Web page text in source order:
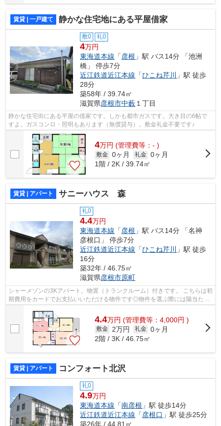
賃貸 | 一戸建て 静かな住宅地にある平屋借家
敷0 礼0
4万円
東海道本線 「彦根 」駅 バス14分 「池洲
橋」 停歩7分
近江鉄道近江本線 「ひこね芹川 」駅 徒歩
28分
築58年 / 39.74㎡
滋賀県彦根市中藪 １丁目
静かな住宅街にある平屋の借家です。しかも都市ガスです。大き目の6帖で
すよ。ガスコンロ・照明もあります（無償貸与）。敷金礼金不要です♪
4万円 (管理費等：- )
敷金 0ヶ月 礼金 0ヶ月
1階 / 2K / 39.74㎡
賃貸 | アパート サニーハウス 森
礼0
4.4万円
東海道本線 「彦根 」駅 バス14分 「名神
彦根口」 停歩7分
近江鉄道近江本線 「ひこね芹川
」駅 徒歩
16分
築32年 / 46.75㎡
滋賀県彦根市原町
シャーメゾンの3Kアパート。物置（トランクルーム）付きです。 こちらは初
期費用をカードでお支払いいただける物件です◎物件を選ぶ際には陽当たり
4.4万円 (管理費等：4,000円 )
敷金 2万円 礼金 0ヶ月
2階 / 3K / 46.75㎡
賃貸 | アパート コンフォート北沢
礼0
4.9万円
東海道本線 「南彦根 」駅 徒歩14分
近江鉄道近江本線 「彦根口 」駅 徒歩25分
築26年 / 44.81㎡